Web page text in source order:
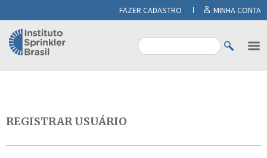
FAZER CADASTRO MINHA CONTA
REGISTRAR USUÁRIO